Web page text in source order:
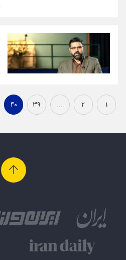
۱ ۲ ... ۳۹ ۴۰